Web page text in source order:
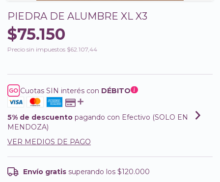
PIEDRA DE ALUMBRE XL X3
$75.150
Precio sin impuestos $62.107,44
Cuotas SIN interés con DÉBITO
5% de descuento pagando con Efectivo (SOLO EN
MENDOZA)
VER MEDIOS DE PAGO
Envío gratis superando los$120.000